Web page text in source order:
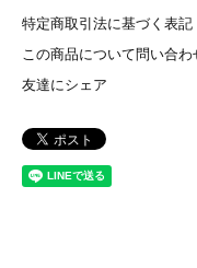
特定商取引法に基づく表記
この商品について問い合わ
友達にシェア